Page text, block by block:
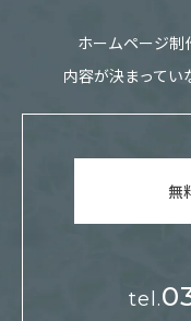
ホームページ制
内容が決まってい
無
tel.